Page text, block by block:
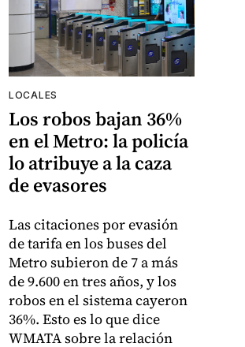
LOCALES
Los robos bajan 36%
en el Metro: la policía
lo atribuye a la caza
de evasores
Las citaciones por evasión
de tarifa en los buses del
Metro subieron de 7 a más
de 9.600 en tres años, y los
robos en el sistema cayeron
36%. Esto es lo que dice
WMATA sobre la relación